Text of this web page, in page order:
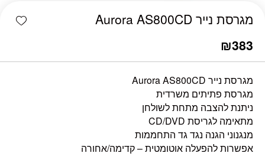
מגרסת נייר Aurora AS800CD
₪383
מגרסת נייר Aurora AS800CD
מגרסת פתיתים משרדית
ניתנת להצבה מתחת לשולחן
מתאימה לגריסת CD/DVD
מנגנוני הגנה נגד גד התחממות
אפשרות להפעלה אוטומטית – קדימה/אחורה